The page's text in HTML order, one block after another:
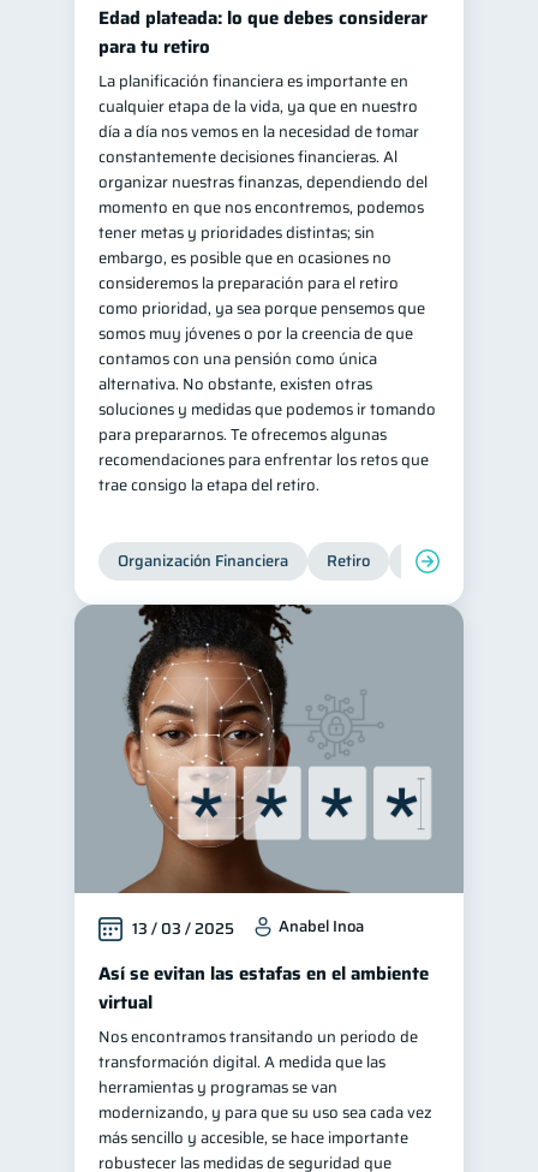
Finanzas para mujeres 20
Seguridad financiera
Salud financiera 12
Productos financieros 11
Organización Financiera
Deudas 10
Entidad financiera
Préstamos 8 Ahorro 8
Consejos
Tarjeta de crédito 6
Historial crediticio
Derechos & Deberes 4
Superintendencia de Bancos
Inversiones 2
Finanzas Personales 1
Educación Financiera
Fraudes Mipymes
Información financiera
inversiones ahorro 1
Doble sueldo 1
Gasto responsable
información financiera
Edad plateada: lo que debes considerar
para tu retiro
La planificación financiera es importante en
cualquier etapa de la vida, ya que en nuestro
día a día nos vemos en la necesidad de tomar
constantemente decisiones financieras. Al
organizar nuestras finanzas, dependiendo del
momento en que nos encontremos, podemos
tener metas y prioridades distintas; sin
embargo, es posible que en ocasiones no
consideremos la preparación para el retiro
como prioridad, ya sea porque pensemos que
somos muy jóvenes o por la creencia de que
contamos con una pensión como única
alternativa. No obstante, existen otras
soluciones y medidas que podemos ir tomando
para prepararnos. Te ofrecemos algunas
recomendaciones para enfrentar los retos que
trae consigo la etapa del retiro.
Organización Financiera Retiro Cuenta
13 / 03 / 2025 Anabel Inoa
Así se evitan las estafas en el ambiente
virtual
Nos encontramos transitando un periodo de
transformación digital. A medida que las
herramientas y programas se van
modernizando, y para que su uso sea cada vez
más sencillo y accesible, se hace importante
robustecer las medidas de seguridad que